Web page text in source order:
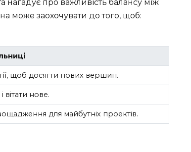
про важливість балансу між
може заохочувати до того, щоб:
щоб досягти нових вершин.
вітати нове.
для майбутніх проектів.